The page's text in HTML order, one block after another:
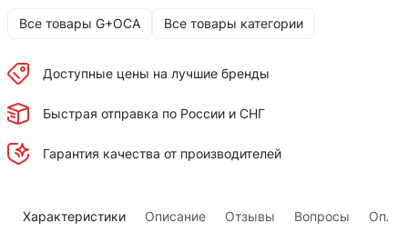
Все товары G+OCA Все товары категории
Доступные цены на лучшие бренды
Быстрая отправка по России и СНГ
Гарантия качества от производителей
Характеристики Описание Отзывы Вопросы